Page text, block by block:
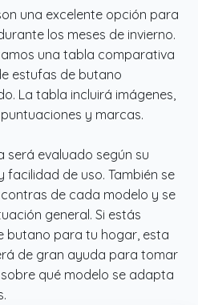
una excelente opción para
los meses de invierno.
una tabla comparativa
estufas de butano
La tabla incluirá imágenes,
y marcas.
será evaluado según su
facilidad de uso. También se
de cada modelo y se
general. Si estás
butano para tu hogar, esta
de gran ayuda para tomar
qué modelo se adapta